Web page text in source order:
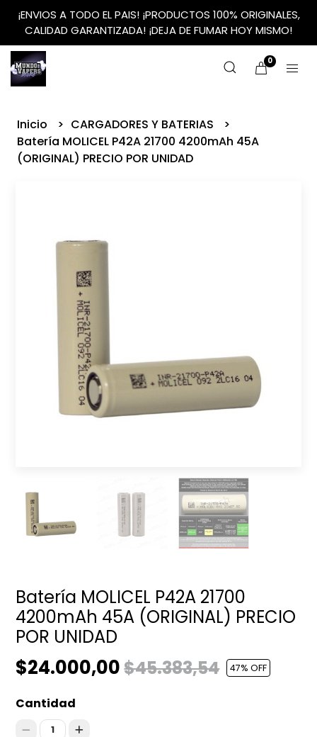
¡ENVIOS A TODO EL PAIS! ¡PRODUCTOS 100% ORIGINALES,
CALIDAD GARANTIZADA! ¡DEJA DE FUMAR HOY MISMO!
0
Inicio
CARGADORES Y BATERIAS
Batería MOLICEL P42A 21700 4200mAh 45A
(ORIGINAL) PRECIO POR UNIDAD
Batería MOLICEL P42A 21700
4200mAh 45A (ORIGINAL) PRECIO
POR UNIDAD
$24.000,00$45.383,54 47% OFF
Cantidad
1